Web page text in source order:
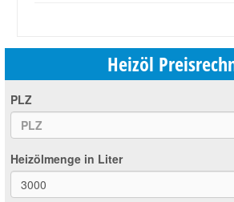
Heizöl
PLZ
Heizölmenge in Liter